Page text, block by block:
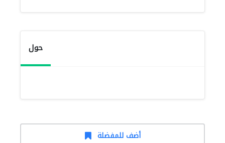
حول
أضف للمفضلة